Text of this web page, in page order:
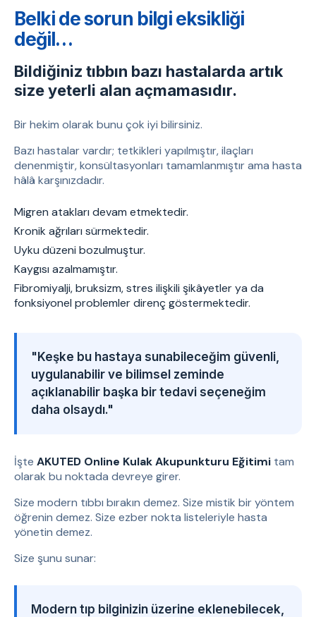
Belki de sorun bilgi eksikliği
değil…
Bildiğiniz tıbbın bazı hastalarda artık
size yeterli alan açmamasıdır.
Bir hekim olarak bunu çok iyi bilirsiniz.
Bazı hastalar vardır; tetkikleri yapılmıştır, ilaçları
denenmiştir, konsültasyonları tamamlanmıştır ama hasta
hâlâ karşınızdadır.
Migren atakları devam etmektedir.
Kronik ağrıları sürmektedir.
Uyku düzeni bozulmuştur.
Kaygısı azalmamıştır.
Fibromiyalji, bruksizm, stres ilişkili şikâyetler ya da
fonksiyonel problemler direnç göstermektedir.
"Keşke bu hastaya sunabileceğim güvenli,
uygulanabilir ve bilimsel zeminde
açıklanabilir başka bir tedavi seçeneğim
daha olsaydı."
İşte AKUTED Online Kulak Akupunkturu Eğitimi tam
olarak bu noktada devreye girer.
Size modern tıbbı bırakın demez. Size mistik bir yöntem
öğrenin demez. Size ezber nokta listeleriyle hasta
yönetin demez.
Size şunu sunar:
Modern tıp bilginizin üzerine eklenebilecek,